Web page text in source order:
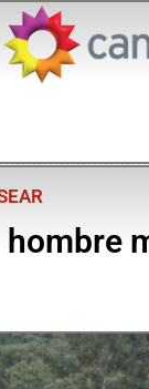
hombre